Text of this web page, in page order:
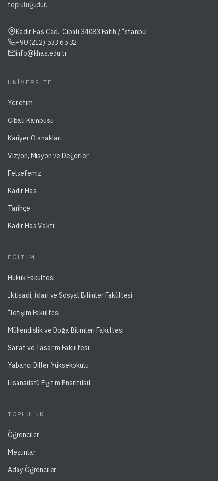
topluluğudur.
Kadir Has Cad., Cibali 34083 Fatih / İstanbul
+90 (212) 533 65 32
info@khas.edu.tr
ÜNIVERSITE
Yönetim
Cibali Kampüsü
Kariyer Olanakları
Vizyon, Misyon ve Değerler
Felsefemiz
Kadir Has
Tarihçe
Kadir Has Vakfı
EĞITIM
Hukuk Fakültesi
İktisadi, İdari ve Sosyal Bilimler Fakültesi
İletişim Fakültesi
Mühendislik ve Doğa Bilimleri Fakültesi
Sanat ve Tasarım Fakültesi
Yabancı Diller Yüksekokulu
Lisansüstü Eğitim Enstitüsü
TOPLULUK
Öğrenciler
Mezunlar
Aday Öğrenciler